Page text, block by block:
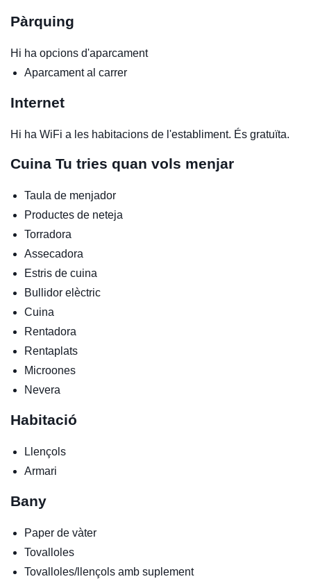
Pàrquing
Hi ha opcions d'aparcament
Aparcament al carrer
Internet
Hi ha WiFi a les habitacions de l'establiment. És gratuïta.
Cuina Tu tries quan vols menjar
Taula de menjador
Productes de neteja
Torradora
Assecadora
Estris de cuina
Bullidor elèctric
Cuina
Rentadora
Rentaplats
Microones
Nevera
Habitació
Llençols
Armari
Bany
Paper de vàter
Tovalloles
Tovalloles/llençols amb suplement